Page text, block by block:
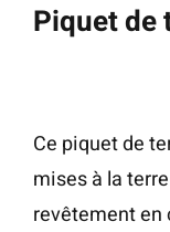
Piquet de
Ce piquet de
mises à la
revêtement en